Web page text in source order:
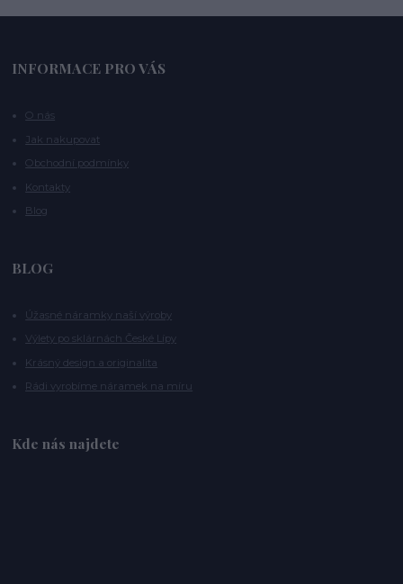
INFORMACE PRO VÁS
O nás
Jak nakupovat
Obchodní podmínky
Kontakty
Blog
BLOG
Úžasné náramky naší výroby
Výlety po sklárnách České Lípy
Krásný design a originalita
Rádi vyrobíme náramek na míru
Kde nás najdete